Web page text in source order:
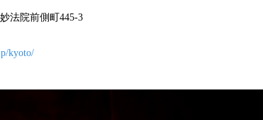
法院前側町445-3
kyoto/